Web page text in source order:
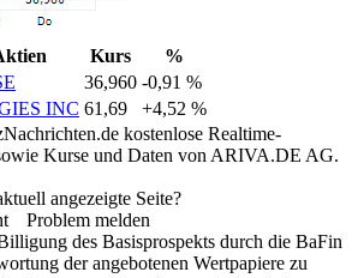
Kurs
%
36,960 -0,91 %
INC 61,69
+4,52 %
kostenlose Realtime-
Kurse und Daten von ARIVA.DE AG.
angezeigte Seite?
Problem melden
des Basisprospekts durch die BaFin
der angebotenen Wertpapiere zu